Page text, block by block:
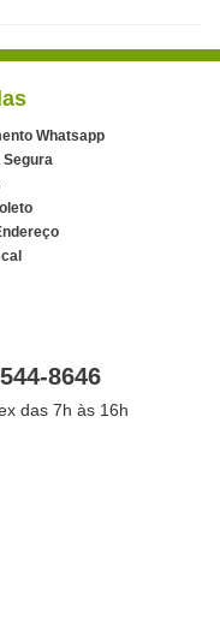
Whatsapp
Segura
8646
das 7h às 16h